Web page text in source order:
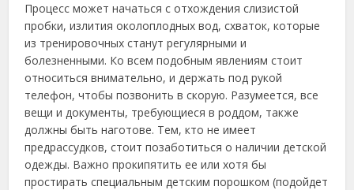
Процесс может начаться с отхождения слизистой
пробки, излития околоплодных вод, схваток, которые
из тренировочных станут регулярными и
болезненными. Ко всем подобным явлениям стоит
относиться внимательно, и держать под рукой
телефон, чтобы позвонить в скорую. Разумеется, все
вещи и документы, требующиеся в роддом, также
должны быть наготове. Тем, кто не имеет
предрассудков, стоит позаботиться о наличии детской
одежды. Важно прокипятить ее или хотя бы
простирать специальным детским порошком (подойдет